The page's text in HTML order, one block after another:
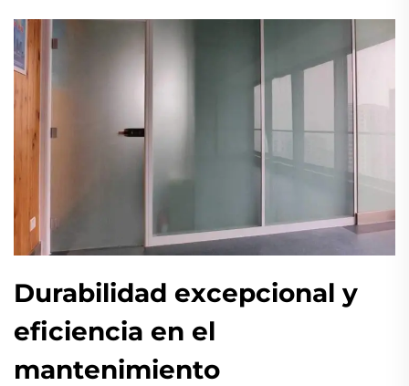
Durabilidad excepcional y
eficiencia en el
mantenimiento